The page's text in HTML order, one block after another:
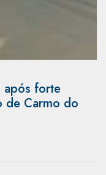
após forte
de Carmo do